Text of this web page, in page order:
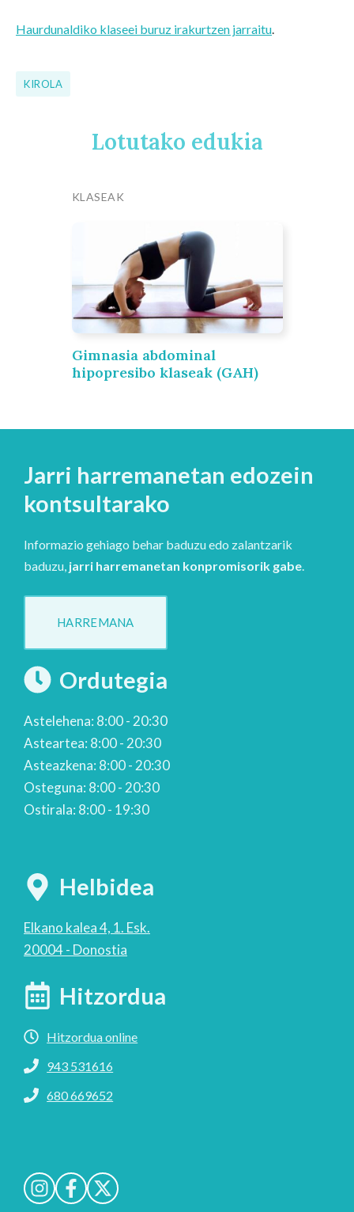
Haurdunaldiko klaseei buruz irakurtzen jarraitu.
KIROLA
Lotutako edukia
KLASEAK
Gimnasia abdominal
hipopresibo klaseak (GAH)
Jarri harremanetan edozein
kontsultarako
Informazio gehiago behar baduzu edo zalantzarik
baduzu, jarri harremanetan konpromisorik gabe
HARREMANA
Ordutegia
Astelehena: 8:00 - 20:30
Asteartea: 8:00 - 20:30
Asteazkena: 8:00 - 20:30
Osteguna: 8:00 - 20:30
Ostirala: 8:00 - 19:30
Helbidea
Elkano kalea 4, 1. Esk.
20004 - Donostia
Hitzordua
Hitzordua online
943 531616
680 669652